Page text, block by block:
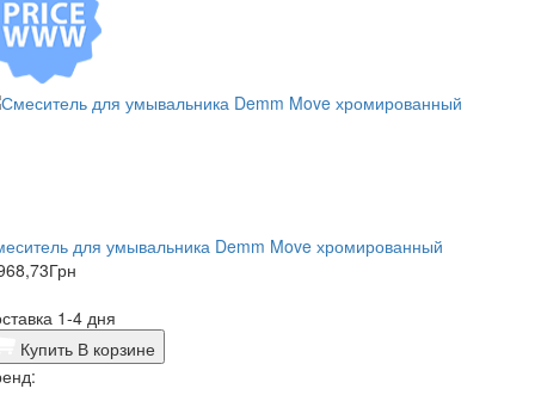
для умывальника Demm Move хромированный
Грн
1-4 дня
Купить В корзине